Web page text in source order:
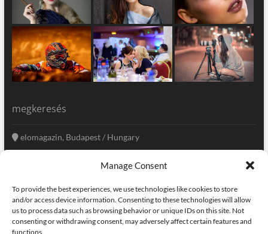
Manage Consent
To provide the best experiences, we use technologies like cookies to store
and/or access device information. Consenting to these technologies will allow
us to process data such as browsing behavior or unique IDs on this site. Not
consenting or withdrawing consent, may adversely affect certain features and
functions.
megkeresés
elomagazin, Budapest / Hungary
szerkesztoseg@elomagazin.com
elomagazin